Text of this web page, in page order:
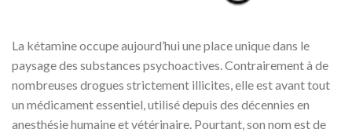
La kétamine occupe aujourd’hui une place unique dans le
paysage des substances psychoactives. Contrairement à de
nombreuses drogues strictement illicites, elle est avant tout
un médicament essentiel, utilisé depuis des décennies en
anesthésie humaine et vétérinaire. Pourtant, son nom est de